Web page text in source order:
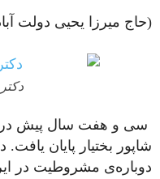
(حاج میرزا یحیی دولت
سی و هفت سال پیش در
شاپور بختیار پایان
دوباره‌ی مشروطیت در